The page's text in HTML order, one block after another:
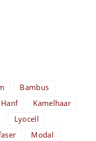
Bambus
Hanf
Kamelhaar
Lyocell
Modal